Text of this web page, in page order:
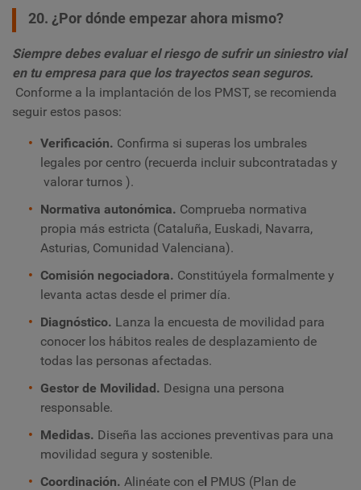
20. ¿Por dónde empezar ahora mismo?
Siempre debes evaluar el riesgo de sufrir un siniestro vial
en tu empresa para que los trayectos sean seguros.
Conforme a la implantación de los PMST, se recomienda
seguir estos pasos:
Verificación. Confirma si superas los umbrales
legales por centro (recuerda incluir subcontratadas y
valorar turnos ).
Normativa autonómica. Comprueba normativa
propia más estricta (Cataluña, Euskadi, Navarra,
Asturias, Comunidad Valenciana).
Comisión negociadora. Constitúyela formalmente y
levanta actas desde el primer día.
Diagnóstico. Lanza la encuesta de movilidad para
conocer los hábitos reales de desplazamiento de
todas las personas afectadas.
Gestor de Movilidad. Designa una persona
responsable.
Medidas. Diseña las acciones preventivas para una
movilidad segura y sostenible.
Coordinación. Alinéate con el PMUS (Plan de